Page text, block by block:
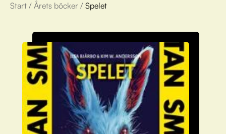
Årets böcker
Om Stora bokvalet
Olivia tipsar
Vinnare
FAQ
Start / Årets böcker / Spelet